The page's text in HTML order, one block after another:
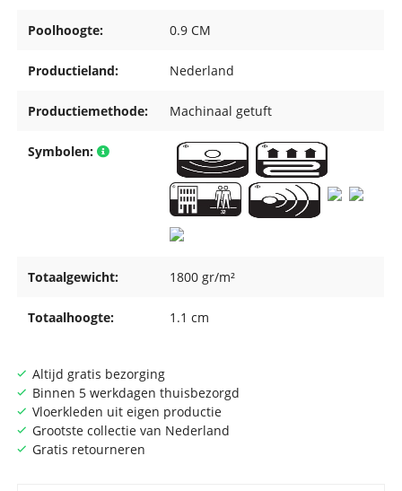
Altijd gratis bezorging
Binnen 5 werkdagen thuisbezorgd
Vloerkleden uit eigen productie
Grootste collectie van Nederland
Gratis retourneren
Poolhoogte: 0.9 CM
Productieland: Nederland
Productiemethode: Machinaal getuft
Symbolen:
Totaalgewicht: 1800 gr/m²
Totaalhoogte: 1.1 cm